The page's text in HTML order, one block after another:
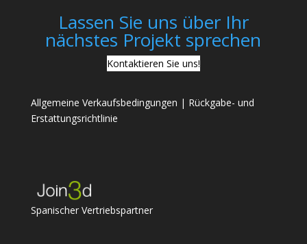
Lassen Sie uns über Ihr
nächstes Projekt sprechen
Kontaktieren Sie uns!
Allgemeine Verkaufsbedingungen | Rückgabe- und
Erstattungsrichtlinie
Spanischer Vertriebspartner